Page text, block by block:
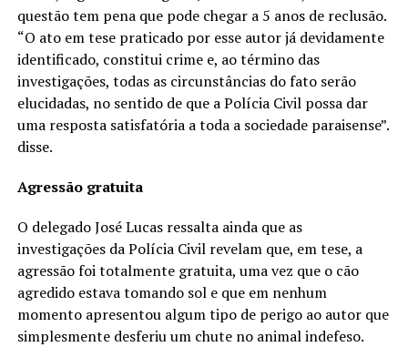
questão tem pena que pode chegar a 5 anos de reclusão.
“O ato em tese praticado por esse autor já devidamente
identificado, constitui crime e, ao término das
investigações, todas as circunstâncias do fato serão
elucidadas, no sentido de que a Polícia Civil possa dar
uma resposta satisfatória a toda a sociedade paraisense”.
disse.
Agressão gratuita
O delegado José Lucas ressalta ainda que as
investigações da Polícia Civil revelam que, em tese, a
agressão foi totalmente gratuita, uma vez que o cão
agredido estava tomando sol e que em nenhum
momento apresentou algum tipo de perigo ao autor que
simplesmente desferiu um chute no animal indefeso.